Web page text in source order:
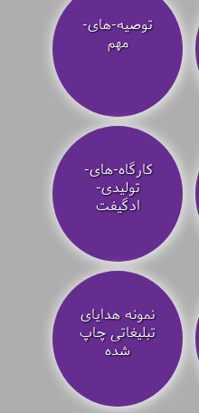
توصیه‌-های-
مهم
کارگاه-های-
تولیدی-
ادگیفت
نمونه هدایای
تبلیغاتی چاپ
شده